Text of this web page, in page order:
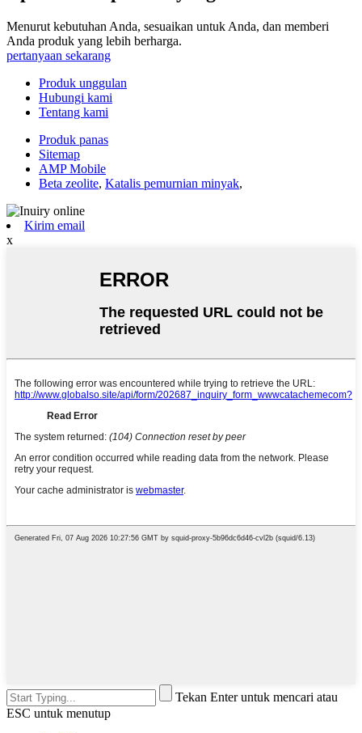
Menurut kebutuhan Anda, sesuaikan untuk Anda, dan memberi
Anda produk yang lebih berharga.
pertanyaan sekarang
Produk unggulan
Hubungi kami
Tentang kami
Produk panas
Sitemap
AMP Mobile
Beta zeolite, Katalis pemurnian minyak,
Kirim email
x
Tekan Enter untuk mencari atau
ESC untuk menutup